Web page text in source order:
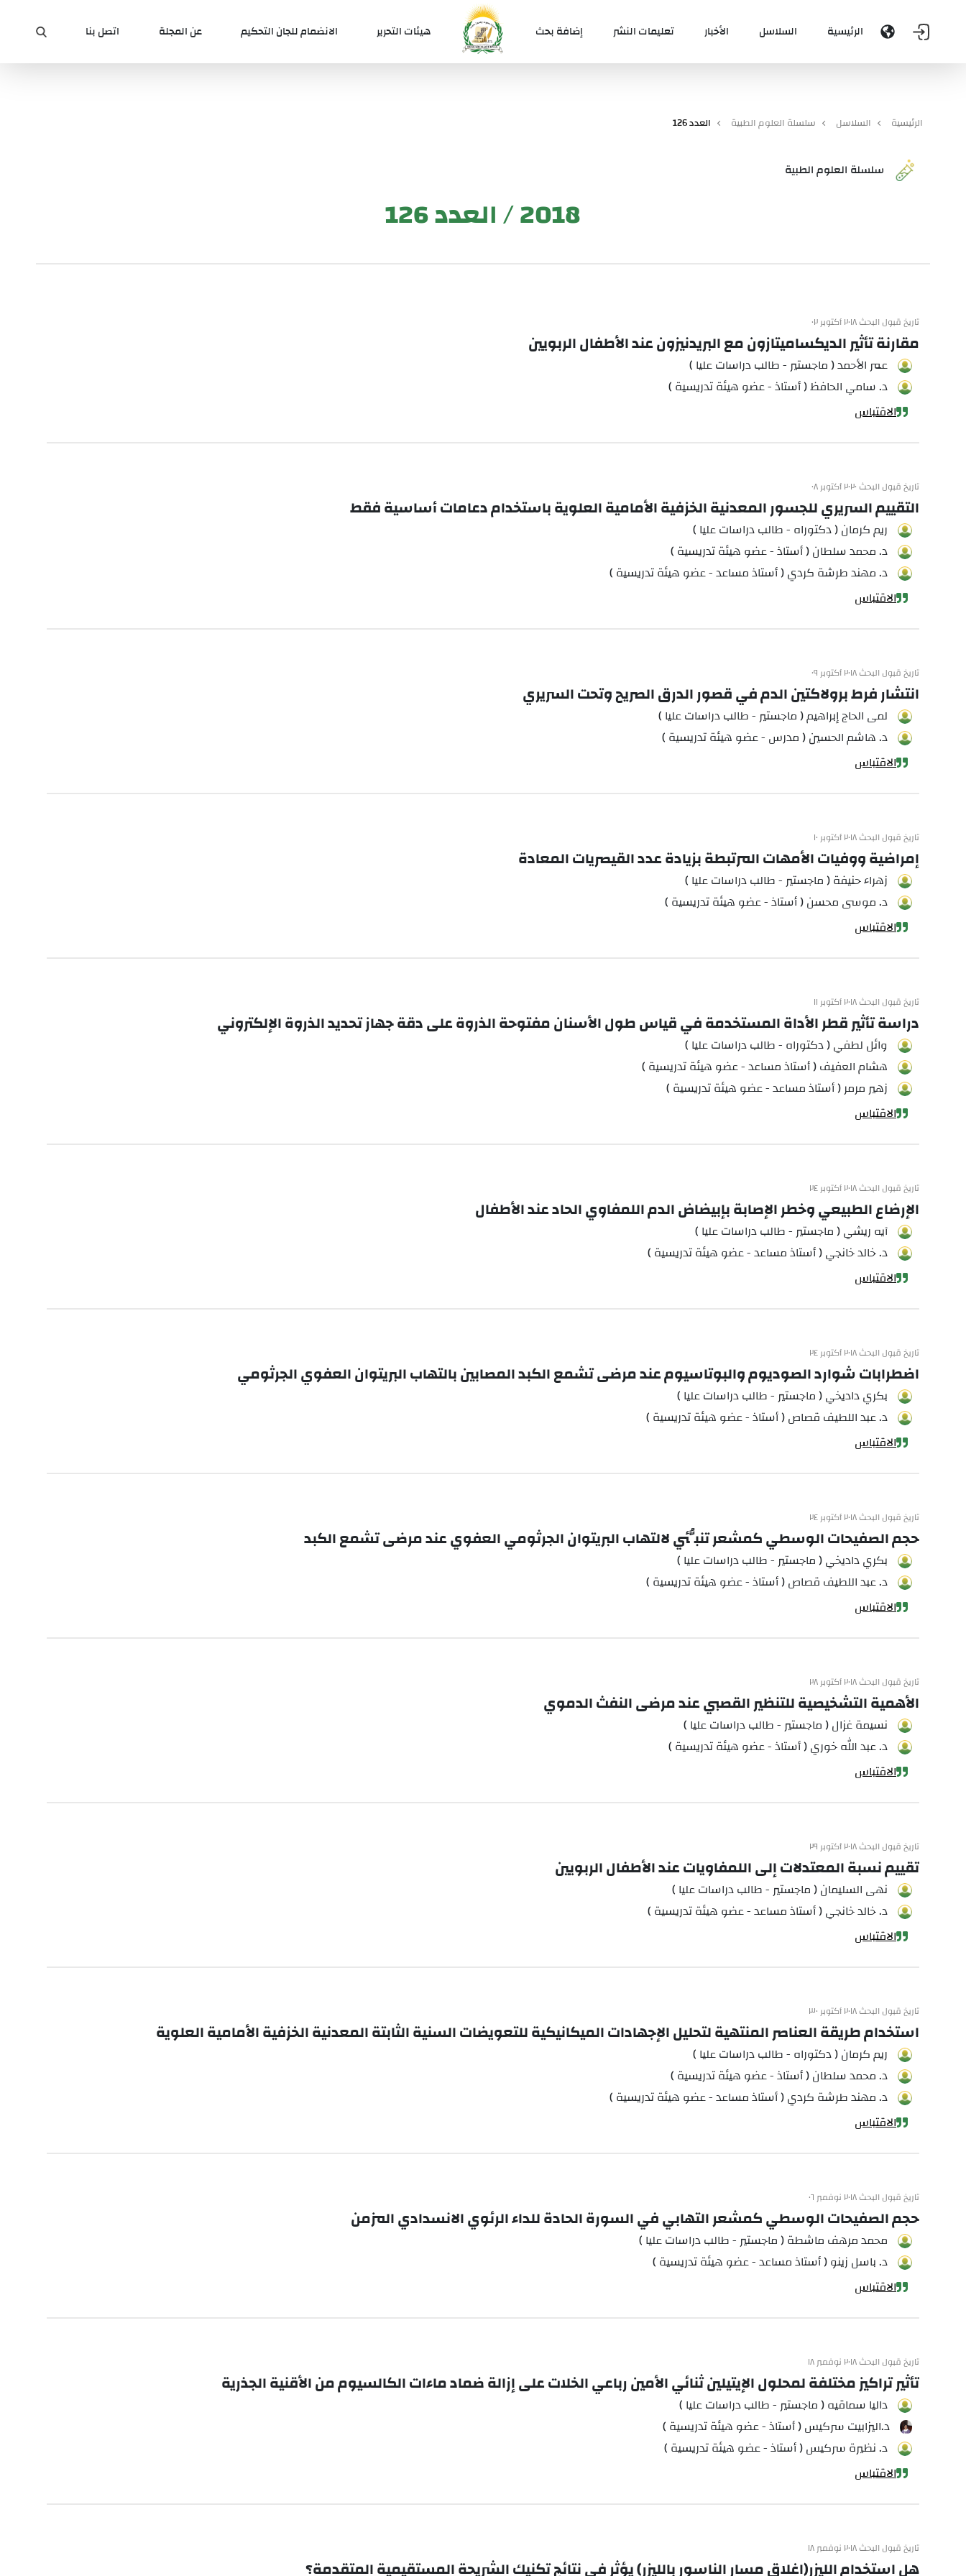
الرئيسية السلاسل الأخبار تعليمات النشر إضافة بحث هيئات التحرير الانضمام للجان التحكيم عن المجلة اتصل بنا
الرئيسية السلاسل سلسلة العلوم الطبية العدد 126
سلسلة العلوم الطبية
2018 / العدد 126
تاريخ قبول البحث ٢٠١٨ أكتوبر ٠٢
مقارنة تأثير الديكساميتازون مع البريدنيزون عند الأطفال الربويين
عمر الأحمد ( ماجستير - طالب دراسات عليا )
د. سامي الحافظ ( أستاذ - عضو هيئة تدريسية )
الاقتباس
تاريخ قبول البحث ٢٠٢٠ أكتوبر ٠٨
التقييم السريري للجسور المعدنية الخزفية الأمامية العلوية باستخدام دعامات أساسية فقط
ريم كرمان ( دكتوراه - طالب دراسات عليا )
د. محمد سلطان ( أستاذ - عضو هيئة تدريسية )
د. مهند طرشة كردي ( أستاذ مساعد - عضو هيئة تدريسية )
الاقتباس
تاريخ قبول البحث ٢٠١٨ أكتوبر ٠٩
انتشار فرط برولاكتين الدم في قصور الدرق الصريح وتحت السريري
لمى الحاج إبراهيم ( ماجستير - طالب دراسات عليا )
د. هاشم الحسين ( مدرس - عضو هيئة تدريسية )
الاقتباس
تاريخ قبول البحث ٢٠١٨ أكتوبر ١٠
إمراضية ووفيات الأمهات المرتبطة بزيادة عدد القيصريات المعادة
زهراء حنيفة ( ماجستير - طالب دراسات عليا )
د. موسى محسن ( أستاذ - عضو هيئة تدريسية )
الاقتباس
تاريخ قبول البحث ٢٠١٨ أكتوبر ١١
دراسة تأثير قطر الأداة المستخدمة في قياس طول الأسنان مفتوحة الذروة على دقة جهاز تحديد الذروة الإلكتروني
وائل لطفي ( دكتوراه - طالب دراسات عليا )
هشام العفيف ( أستاذ مساعد - عضو هيئة تدريسية )
زهير مرمر ( أستاذ مساعد - عضو هيئة تدريسية )
الاقتباس
تاريخ قبول البحث ٢٠١٨ أكتوبر ٢٤
الإرضاع الطبيعي وخطر الإصابة بإبيضاض الدم اللمفاوي الحاد عند الأطفال
آيه ريشي ( ماجستير - طالب دراسات عليا )
د. خالد خانجي ( أستاذ مساعد - عضو هيئة تدريسية )
الاقتباس
تاريخ قبول البحث ٢٠١٨ أكتوبر ٢٤
اضطرابات شوارد الصوديوم والبوتاسيوم عند مرضى تشمع الكبد المصابين بالتهاب البريتوان العفوي الجرثومي
بكري داديخي ( ماجستير - طالب دراسات عليا )
د. عبد اللطيف قصاص ( أستاذ - عضو هيئة تدريسية )
الاقتباس
تاريخ قبول البحث ٢٠١٨ أكتوبر ٢٤
حجم الصفيحات الوسطي كمشعر تنبُّئي لالتهاب البريتوان الجرثومي العفوي عند مرضى تشمع الكبد
بكري داديخي ( ماجستير - طالب دراسات عليا )
د. عبد اللطيف قصاص ( أستاذ - عضو هيئة تدريسية )
الاقتباس
تاريخ قبول البحث ٢٠١٨ أكتوبر ٢٨
الأهمية التشخيصية للتنظير القصبي عند مرضى النفث الدموي
نسيمة غزال ( ماجستير - طالب دراسات عليا )
د. عبد الله خوري ( أستاذ - عضو هيئة تدريسية )
الاقتباس
تاريخ قبول البحث ٢٠١٨ أكتوبر ٢٩
تقييم نسبة المعتدلات إلى اللمفاويات عند الأطفال الربويين
نهى السليمان ( ماجستير - طالب دراسات عليا )
د. خالد خانجي ( أستاذ مساعد - عضو هيئة تدريسية )
الاقتباس
تاريخ قبول البحث ٢٠١٨ أكتوبر ٣٠
استخدام طريقة العناصر المنتهية لتحليل الإجهادات الميكانيكية للتعويضات السنية الثابتة المعدنية الخزفية الأمامية العلوية
ريم كرمان ( دكتوراه - طالب دراسات عليا )
د. محمد سلطان ( أستاذ - عضو هيئة تدريسية )
د. مهند طرشة كردي ( أستاذ مساعد - عضو هيئة تدريسية )
الاقتباس
تاريخ قبول البحث ٢٠١٨ نوفمبر ٠٦
حجم الصفيحات الوسطي كمشعر التهابي في السورة الحادة للداء الرئوي الانسدادي المزمن
محمد مرهف ماشطة ( ماجستير - طالب دراسات عليا )
د. باسل زينو ( أستاذ مساعد - عضو هيئة تدريسية )
الاقتباس
تاريخ قبول البحث ٢٠١٨ نوفمبر ١٨
تأثير تراكيز مختلفة لمحلول الإيتيلين ثنائي الأمين رباعي الخلات على إزالة ضماد ماءات الكالسيوم من الأقنية الجذرية
داليا سماقيه ( ماجستير - طالب دراسات عليا )
د.اليزابيت سركيس ( أستاذ - عضو هيئة تدريسية )
د. نظيرة سركيس ( أستاذ - عضو هيئة تدريسية )
الاقتباس
تاريخ قبول البحث ٢٠١٨ نوفمبر ١٨
هل استخدام الليزر(اغلاق مسار الناسور بالليزر) يؤثر في نتائج تكنيك الشريحة المستقيمية المتقدمة؟